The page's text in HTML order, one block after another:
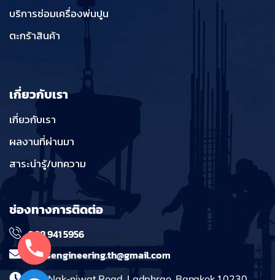
บริการซ่อมเครื่องพ่นปูน
ตะกร้าสินค้า
เกี่ยวกับเรา
เกี่ยวกับเรา
ผลงานที่ผ่านมา
สาระน่ารู้/บทความ
ช่องทางการติดต่อ
098 941 5956
massengineering.th@gmail.com